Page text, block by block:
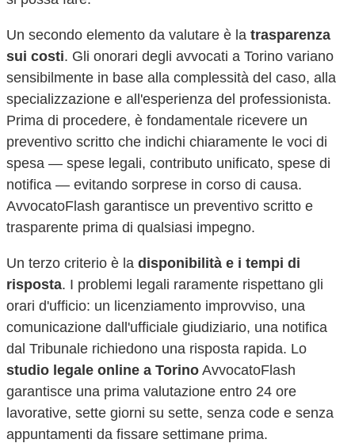
Un secondo elemento da valutare è la trasparenza
sui costi. Gli onorari degli avvocati a Torino variano
sensibilmente in base alla complessità del caso, alla
specializzazione e all'esperienza del professionista.
Prima di procedere, è fondamentale ricevere un
preventivo scritto che indichi chiaramente le voci di
spesa — spese legali, contributo unificato, spese di
notifica — evitando sorprese in corso di causa.
AvvocatoFlash garantisce un preventivo scritto e
trasparente prima di qualsiasi impegno.
Un terzo criterio è la disponibilità e i tempi di
risposta. I problemi legali raramente rispettano gli
orari d'ufficio: un licenziamento improvviso, una
comunicazione dall'ufficiale giudiziario, una notifica
dal Tribunale richiedono una risposta rapida. Lo
studio legale online a Torino AvvocatoFlash
garantisce una prima valutazione entro 24 ore
lavorative, sette giorni su sette, senza code e senza
appuntamenti da fissare settimane prima.